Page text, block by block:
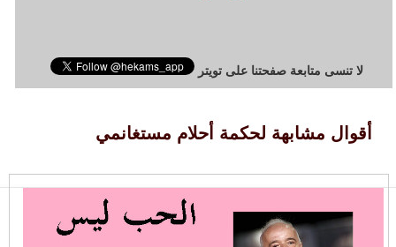
لا تنسى متابعة صفحتنا على تويتر
أقوال مشابهة لحكمة أحلام مستغانمي